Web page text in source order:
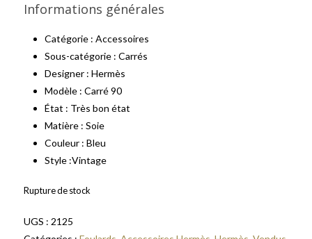
Informations générales
Catégorie : Accessoires
Sous-catégorie : Carrés
Designer : Hermès
Modèle : Carré 90
État : Très bon état
Matière : Soie
Couleur : Bleu
Style :Vintage
Rupture de stock
UGS : 2125